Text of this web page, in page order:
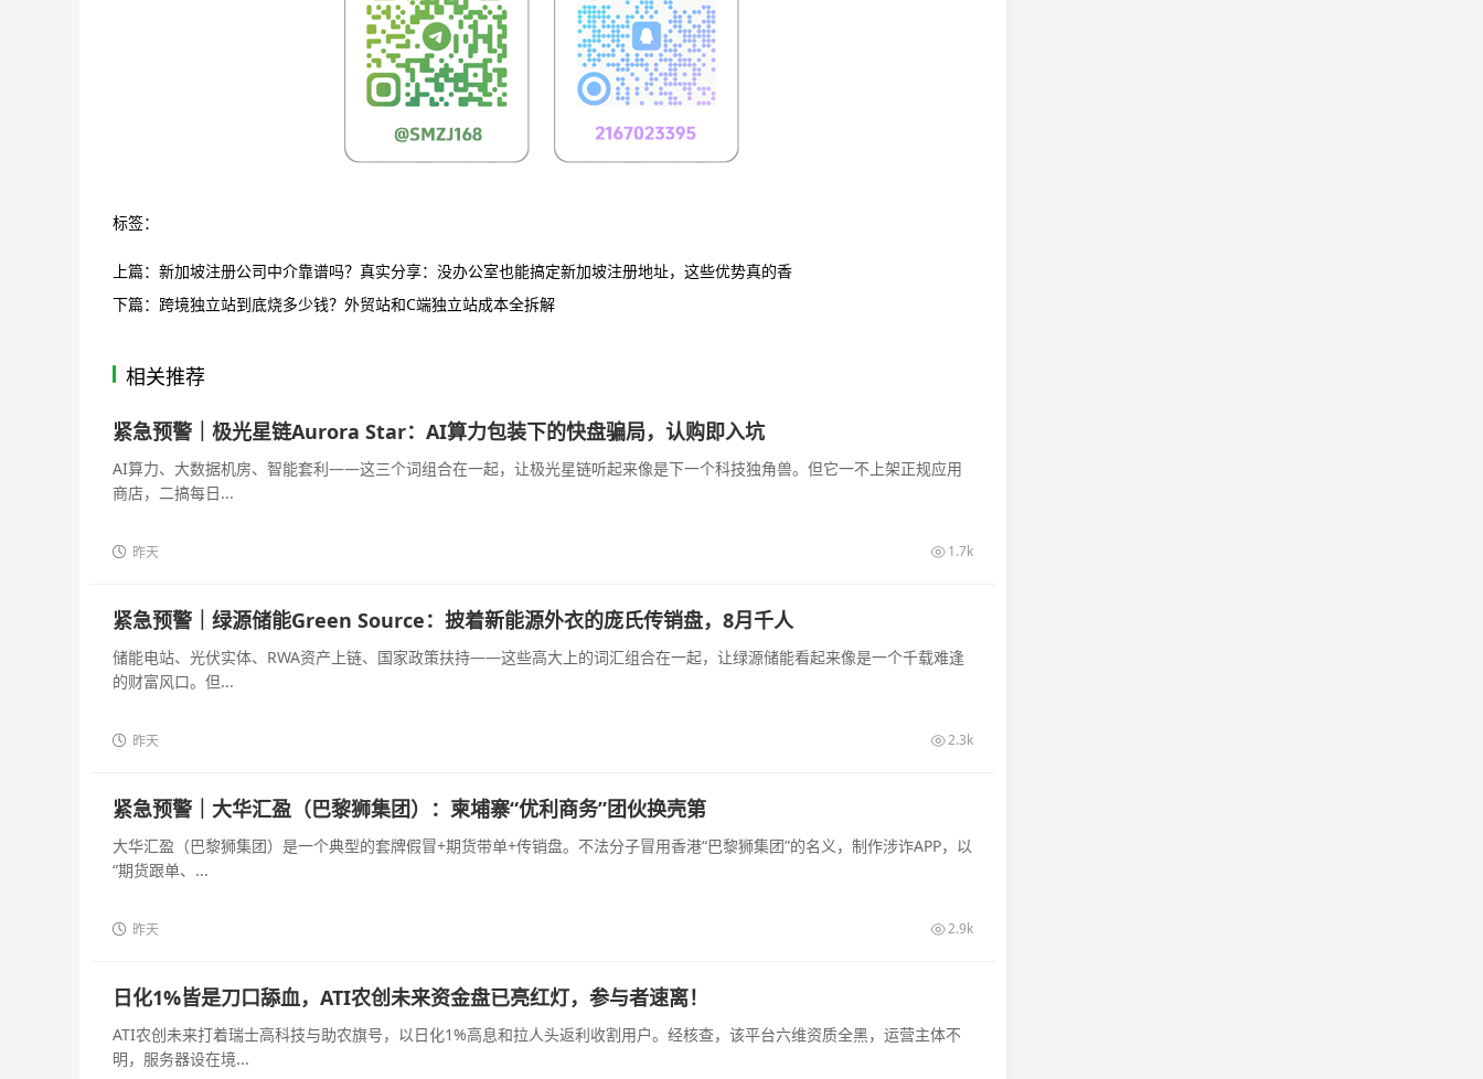
标签：
上篇： 新加坡注册公司中介靠谱吗？真实分享：没办公室也能搞定新加坡注册地址，这些优势真的香
下篇： 跨境独立站到底烧多少钱？外贸站和C端独立站成本全拆解
相关推荐
紧急预警｜极光星链Aurora Star：AI算力包装下的快盘骗局，认购即入坑
AI算力、大数据机房、智能套利——这三个词组合在一起，让极光星链听起来像是下一个科技独角兽。但它一不上架正规应用
商店，二搞每日...
昨天 1.7k
紧急预警｜绿源储能Green Source：披着新能源外衣的庞氏传销盘，8月千人
储能电站、光伏实体、RWA资产上链、国家政策扶持——这些高大上的词汇组合在一起，让绿源储能看起来像是一个千载难逢
的财富风口。但...
昨天 2.3k
紧急预警｜大华汇盈（巴黎狮集团）：柬埔寨“优利商务”团伙换壳第
大华汇盈（巴黎狮集团）是一个典型的套牌假冒+期货带单+传销盘。不法分子冒用香港“巴黎狮集团”的名义，制作涉诈APP，以
“期货跟单、...
昨天 2.9k
日化1%皆是刀口舔血，ATI农创未来资金盘已亮红灯，参与者速离！
ATI农创未来打着瑞士高科技与助农旗号，以日化1%高息和拉人头返利收割用户。经核查，该平台六维资质全黑，运营主体不
明，服务器设在境...